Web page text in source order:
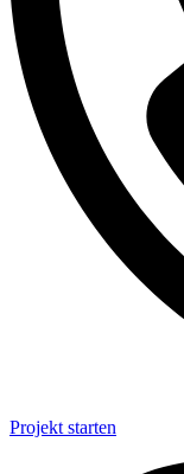
Projekt starten